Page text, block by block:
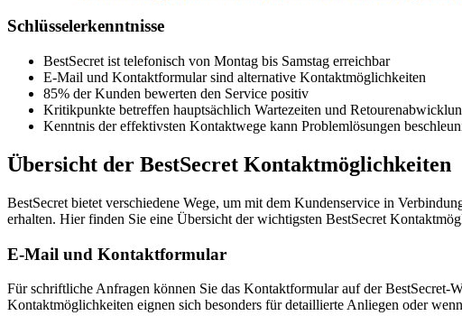
Schlüsselerkenntnisse
BestSecret ist telefonisch von Montag bis Samstag erreichbar
E-Mail und Kontaktformular sind alternative Kontaktmöglichkeiten
85% der Kunden bewerten den Service positiv
Kritikpunkte betreffen hauptsächlich Wartezeiten und
Kenntnis der effektivsten Kontaktwege kann Problemlösungen
Übersicht der BestSecret Kontaktmöglichkeiten
BestSecret bietet verschiedene Wege, um mit dem Kundenservice in
erhalten. Hier finden Sie eine Übersicht der wichtigsten BestSecret
E-Mail und Kontaktformular
Für schriftliche Anfragen können Sie das Kontaktformular auf der BestSecret-
Kontaktmöglichkeiten eignen sich besonders für detaillierte Anliegen oder